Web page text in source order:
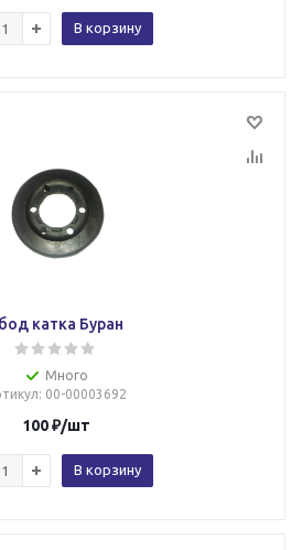
В корзину
катка Буран
Много
: 00-00003692
100₽/шт
В корзину